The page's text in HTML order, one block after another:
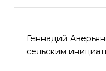
Геннадий
сельским